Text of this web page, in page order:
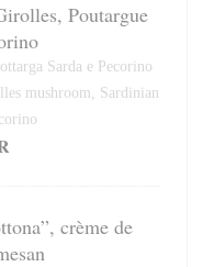
Poutargue
Sarda e Pecorino
mushroom, Sardinian
crème de